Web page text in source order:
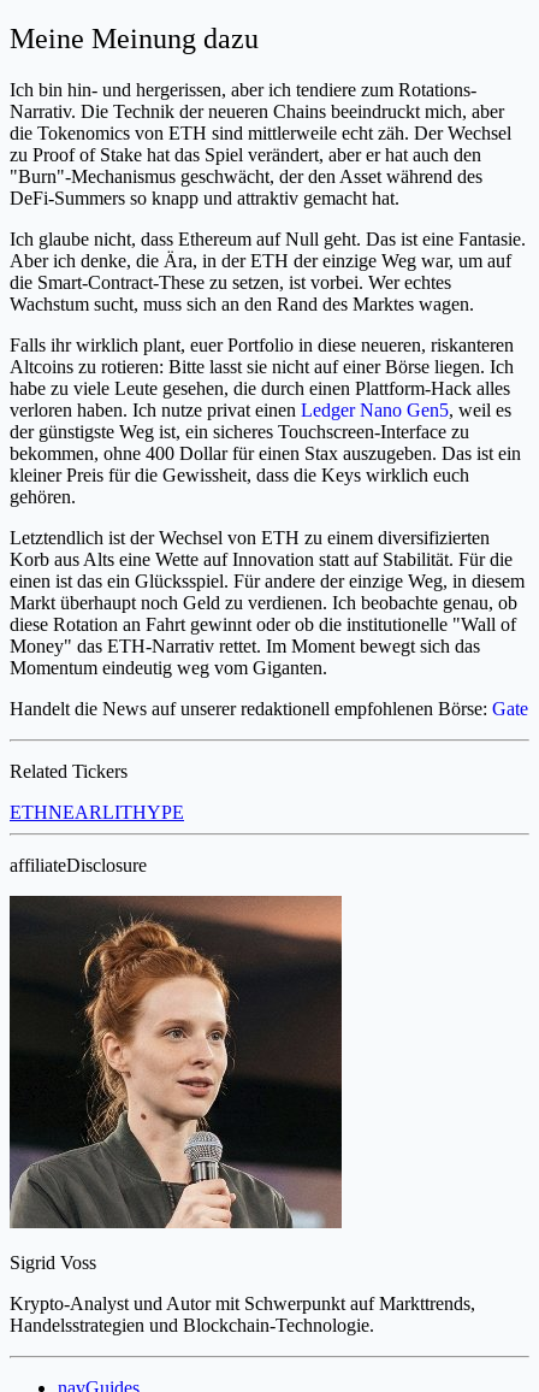
Meine Meinung dazu
Ich bin hin- und hergerissen, aber ich tendiere zum Rotations-
Narrativ. Die Technik der neueren Chains beeindruckt mich, aber
die Tokenomics von ETH sind mittlerweile echt zäh. Der Wechsel
zu Proof of Stake hat das Spiel verändert, aber er hat auch den
"Burn"-Mechanismus geschwächt, der den Asset während des
DeFi-Summers so knapp und attraktiv gemacht hat.
Ich glaube nicht, dass Ethereum auf Null geht. Das ist eine Fantasie.
Aber ich denke, die Ära, in der ETH der einzige Weg war, um auf
die Smart-Contract-These zu setzen, ist vorbei. Wer echtes
Wachstum sucht, muss sich an den Rand des Marktes wagen.
Falls ihr wirklich plant, euer Portfolio in diese neueren, riskanteren
Altcoins zu rotieren: Bitte lasst sie nicht auf einer Börse liegen. Ich
habe zu viele Leute gesehen, die durch einen Plattform-Hack alles
verloren haben. Ich nutze privat einen Ledger Nano Gen5, weil es
der günstigste Weg ist, ein sicheres Touchscreen-Interface zu
bekommen, ohne 400 Dollar für einen Stax auszugeben. Das ist ein
kleiner Preis für die Gewissheit, dass die Keys wirklich euch
gehören.
Letztendlich ist der Wechsel von ETH zu einem diversifizierten
Korb aus Alts eine Wette auf Innovation statt auf Stabilität. Für die
einen ist das ein Glücksspiel. Für andere der einzige Weg, in diesem
Markt überhaupt noch Geld zu verdienen. Ich beobachte genau, ob
diese Rotation an Fahrt gewinnt oder ob die institutionelle "Wall of
Money" das ETH-Narrativ rettet. Im Moment bewegt sich das
Momentum eindeutig weg vom Giganten.
Handelt die News auf unserer redaktionell empfohlenen Börse: Gate
Related Tickers
ETHNEARLITHYPE
affiliateDisclosure
Sigrid Voss
Krypto-Analyst und Autor mit Schwerpunkt auf Markttrends,
Handelsstrategien und Blockchain-Technologie.